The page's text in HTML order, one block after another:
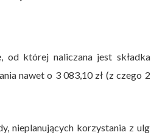
od której naliczana jest składka
nawet o 3 083,10 zł (z czego 2
nieplanujących korzystania z ulg